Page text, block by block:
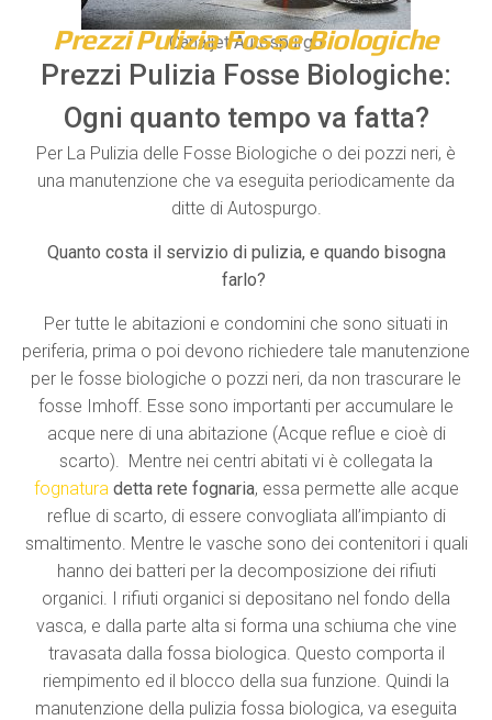
Canaljet Autospurgo
Prezzi Pulizia Fosse Biologiche
Prezzi Pulizia Fosse Biologiche:
Ogni quanto tempo va fatta?
Per La Pulizia delle Fosse Biologiche o dei pozzi neri, è
una manutenzione che va eseguita periodicamente da
ditte di Autospurgo.
Quanto costa il servizio di pulizia, e quando bisogna
farlo?
Per tutte le abitazioni e condomini che sono situati in
periferia, prima o poi devono richiedere tale manutenzione
per le fosse biologiche o pozzi neri, da non trascurare le
fosse Imhoff. Esse sono importanti per accumulare le
acque nere di una abitazione (Acque reflue e cioè di
scarto). Mentre nei centri abitati vi è collegata la
fognatura detta rete fognaria, essa permette alle acque
reflue di scarto, di essere convogliata all’impianto di
smaltimento. Mentre le vasche sono dei contenitori i quali
hanno dei batteri per la decomposizione dei rifiuti
organici. I rifiuti organici si depositano nel fondo della
vasca, e dalla parte alta si forma una schiuma che vine
travasata dalla fossa biologica. Questo comporta il
riempimento ed il blocco della sua funzione. Quindi la
manutenzione della pulizia fossa biologica, va eseguita